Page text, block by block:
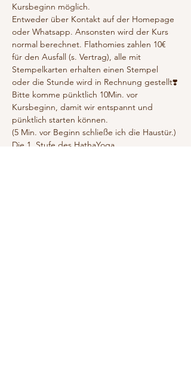
Kursbeginn möglich.
Entweder über Kontakt auf der Homepage
oder Whatsapp. Ansonsten wird der Kurs
normal berechnet. Flathomies zahlen 10€
für den Ausfall (s. Vertrag), alle mit
Stempelkarten erhalten einen Stempel
oder die Stunde wird in Rechnung gestellt❣️
Bitte komme pünktlich 10Min. vor
Kursbeginn, damit wir entspannt und
pünktlich starten können.
(5 Min. vor Beginn schließe ich die Haustür.)
Die 1. Stufe des HathaYoga.